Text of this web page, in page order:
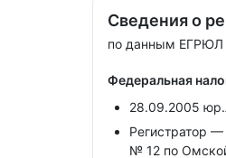
Сведения о
по данным ЕГРЮЛ
Федеральная
28.09.2005
Регистратор
№ 12 по